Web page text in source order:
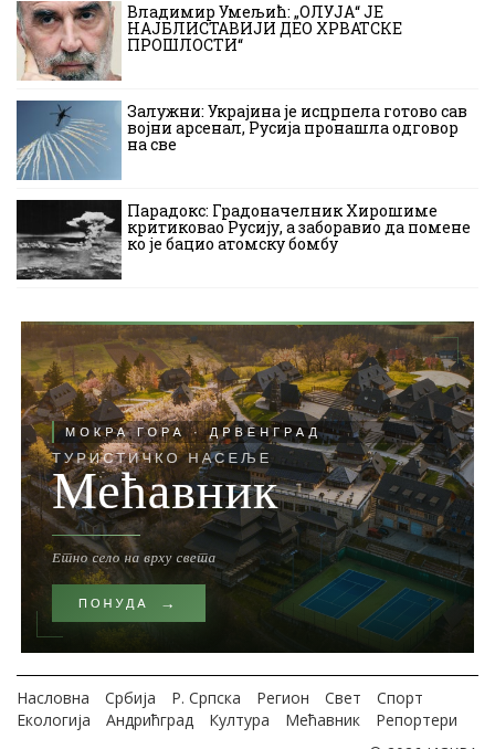
Владимир Умељић: „ОЛУЈА“ ЈЕ
НАЈБЛИСТАВИЈИ ДЕО ХРВАТСКЕ
ПРОШЛОСТИ“
Залужни: Украјина је исцрпела готово сав
војни арсенал, Русија пронашла одговор
на све
Парадокс: Градоначелник Хирошиме
критиковао Русију, а заборавио да помене
ко је бацио атомску бомбу
Насловна Србија Р. Српска Регион Свет
Спорт
Екологија
Андрићград Култура Мећавник
Репортери